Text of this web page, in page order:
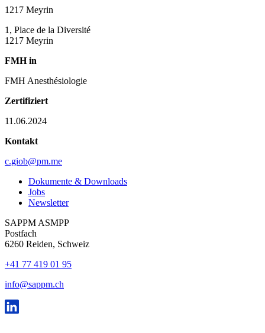
1217 Meyrin
1, Place de la Diversité
1217 Meyrin
FMH in
FMH Anesthésiologie
Zertifiziert
11.06.2024
Kontakt
c.giob@pm.me
Dokumente & Downloads
Jobs
Newsletter
SAPPM ASMPP
Postfach
6260 Reiden, Schweiz
+41 77 419 01 95
info@sappm.ch